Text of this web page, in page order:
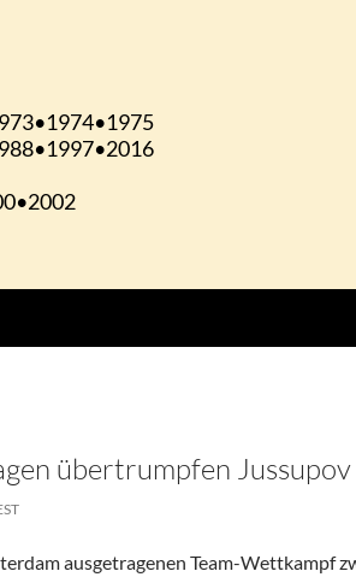
übertrumpfen Jussupov
ausgetragenen Team-Wettkampf